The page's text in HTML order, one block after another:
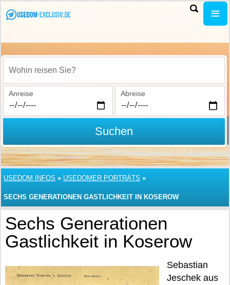
Wohin reisen Sie?
Anreise Abreise
Suchen
USEDOM INFOS » USEDOMER PORTRÄTS »
SECHS GENERATIONEN GASTLICHKEIT IN KOSEROW
Sechs Generationen
Gastlichkeit in Koserow
Sebastian
Jeschek aus